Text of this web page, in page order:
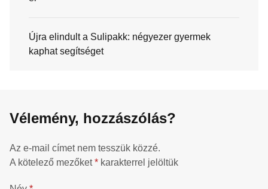
Újra elindult a Sulipakk: négyezer gyermek
kaphat segítséget
Vélemény, hozzászólás?
Az e-mail címet nem tesszük közzé.
A kötelező mezőket* karakterrel jelöltük